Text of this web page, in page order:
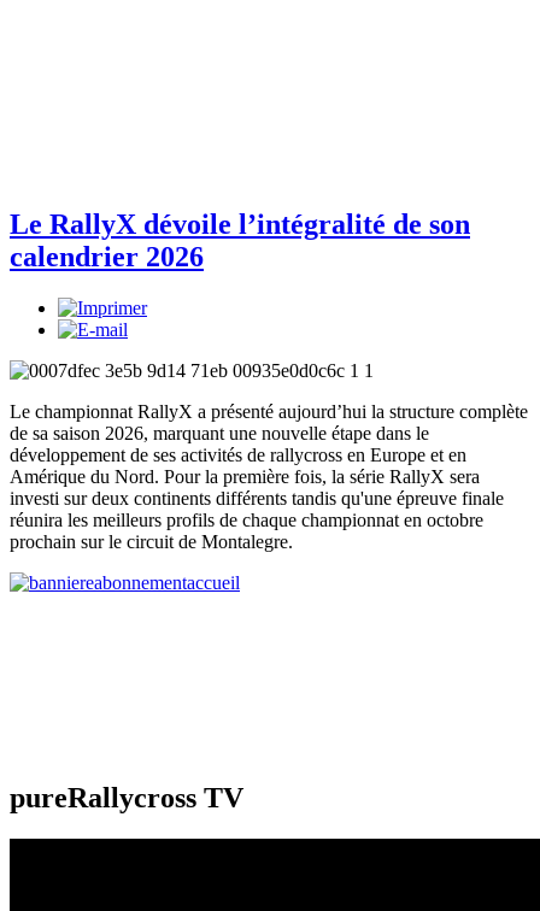
Le RallyX dévoile l’intégralité de son
calendrier 2026
Le championnat RallyX a présenté aujourd’hui la structure complète
de sa saison 2026, marquant une nouvelle étape dans le
développement de ses activités de rallycross en Europe et en
Amérique du Nord. Pour la première fois, la série RallyX sera
investi sur deux continents différents tandis qu'une épreuve finale
réunira les meilleurs profils de chaque championnat en octobre
prochain sur le circuit de Montalegre.
pureRallycross TV